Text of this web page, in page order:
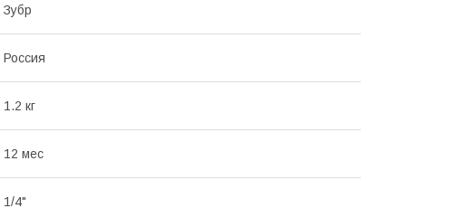
Зубр
Россия
1.2 кг
12 мес
1/4"